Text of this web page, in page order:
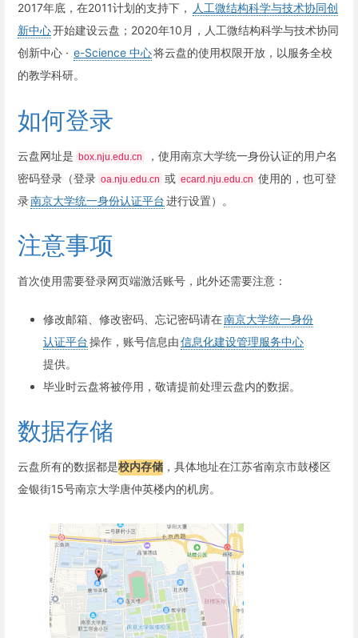
2017年底，在2011计划的支持下，
人工微结构科学与技术协同创
新中心开始建设云盘；2020年10月，人工微结构科学与技术协同
创新中心 · e-Science 中心将云盘的使用权限开放，以服务全校
的教学科研。
如何登录
云盘网址是 box.nju.edu.cn
，使用南京大学统一身份认证的用户名
密码登录（登录 oa.nju.edu.cn 或 ecard.nju.edu.cn 使用的，也可登
录南京大学统一身份认证平台进行设置）。
注意事项
首次使用需要登录网页端激活账号，此外还需要注意：
修改邮箱、修改密码、忘记密码请在南京大学统一身份
认证平台操作，账号信息由信息化建设管理服务中心
提供。
毕业时云盘将被停用，敬请提前处理云盘内的数据。
数据存储
云盘所有的数据都是校内存储 ，具体地址在江苏省南京市鼓楼区
金银街15号南京大学唐仲英楼内的机房。